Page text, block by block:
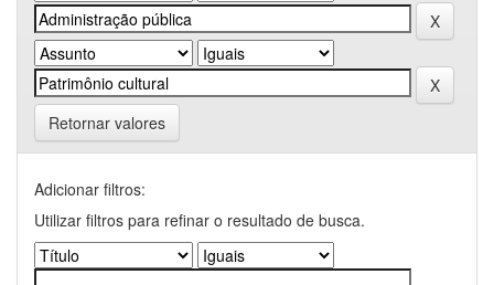
Retornar valores
Adicionar filtros:
Utilizar filtros para refinar o resultado de busca.